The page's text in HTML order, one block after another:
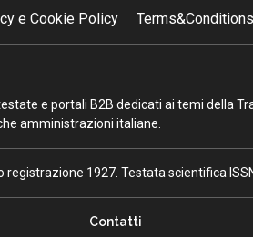
e Cookie Policy
e portali B2B dedicati ai temi della
amministrazioni italiane.
1927. Testata scientifica
Contatti